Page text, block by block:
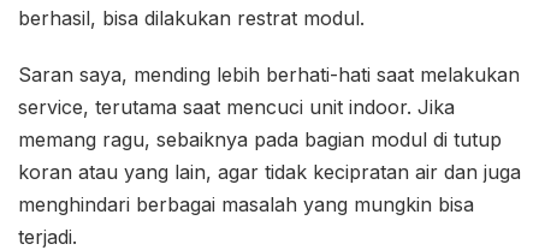
berhasil, bisa dilakukan restrat modul.
Saran saya, mending lebih berhati-hati saat melakukan
service, terutama saat mencuci unit indoor. Jika
memang ragu, sebaiknya pada bagian modul di tutup
koran atau yang lain, agar tidak kecipratan air dan juga
menghindari berbagai masalah yang mungkin bisa
terjadi.